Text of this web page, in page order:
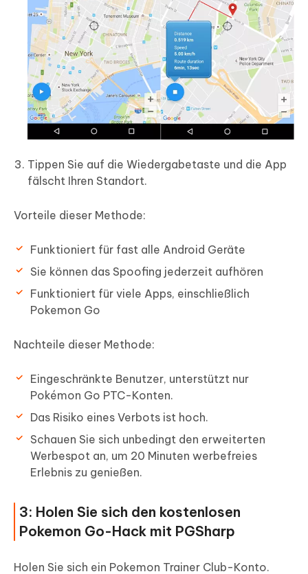
Tippen Sie auf die Wiedergabetaste und die App
fälscht Ihren Standort.
Vorteile dieser Methode:
Funktioniert für fast alle Android Geräte
Sie können das Spoofing jederzeit aufhören
Funktioniert für viele Apps, einschließlich
Pokemon Go
Nachteile dieser Methode:
Eingeschränkte Benutzer, unterstützt nur
Pokémon Go PTC-Konten.
Das Risiko eines Verbots ist hoch.
Schauen Sie sich unbedingt den erweiterten
Werbespot an, um 20 Minuten werbefreies
Erlebnis zu genießen.
3: Holen Sie sich den kostenlosen
Pokemon Go-Hack mit PGSharp
Holen Sie sich ein Pokemon Trainer Club-Konto.